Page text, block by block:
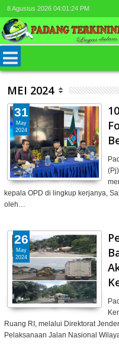
8 Agustus 2026 04:01:27 PM
MEI 2024
kepala OPD di lingkup kerjanya,
oleh…
31
May
2024
Ruang RI, melalui Direktorat
Pelaksanaan Jalan Nasional
26
May
2024